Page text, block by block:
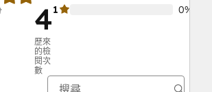
4
歷來
的檢
閱次
數
1
0%